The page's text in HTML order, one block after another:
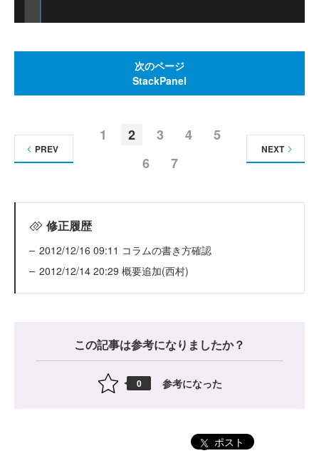
次のページ
StackPanel
1 2 3 4
5
6
7
PREV NEXT
修正履歴
2012/12/16 09:11 コラムの書き方確認
2012/12/14 20:29 概要追加(西村)
この記事は参考になりましたか？
0 参考になった
ポスト